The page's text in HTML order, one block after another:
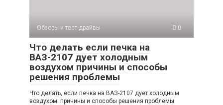
Обзоры и тест-драйвы 0
Что делать если печка на
ВАЗ-2107 дует холодным
воздухом причины и способы
решения проблемы
Что делать, если печка на ВАЗ-2107 дует холодным
воздухом: причины и способы решения проблемы